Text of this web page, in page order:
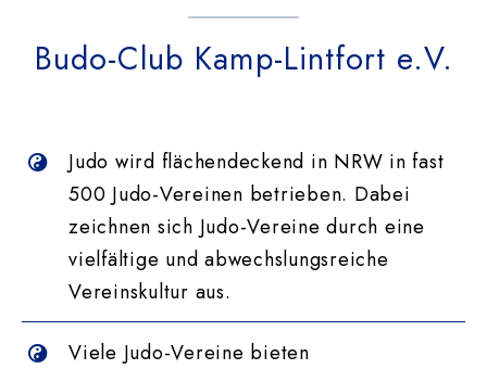
Budo-Club Kamp-Lintfort e.V.
Judo wird flächendeckend in NRW in fast
500 Judo-Vereinen betrieben. Dabei
zeichnen sich Judo-Vereine durch eine
vielfältige und abwechslungsreiche
Vereinskultur aus.
Viele Judo-Vereine bieten